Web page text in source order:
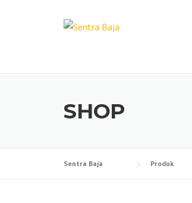
SHOP
Sentra Baja Produk